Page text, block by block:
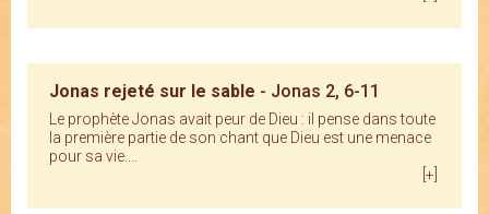
Jonas rejeté sur le sable - Jonas 2, 6-11
Le prophète Jonas avait peur de Dieu : il pense dans toute
la première partie de son chant que Dieu est une menace
pour sa vie....
[+]